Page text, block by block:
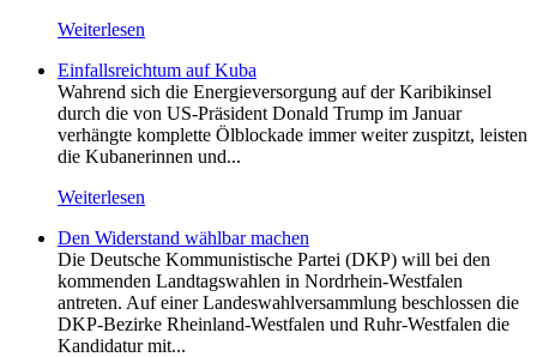
Weiterlesen
Einfallsreichtum auf Kuba
Wahrend sich die Energieversorgung auf der Karibikinsel
durch die von US-Präsident Donald Trump im Januar
verhängte komplette Ölblockade immer weiter zuspitzt, leisten
die Kubanerinnen und...
Weiterlesen
Den Widerstand wählbar machen
Die Deutsche Kommunistische Partei (DKP) will bei den
kommenden Landtagswahlen in Nordrhein-Westfalen
antreten. Auf einer Landeswahlversammlung beschlossen die
DKP-Bezirke Rheinland-Westfalen und Ruhr-Westfalen die
Kandidatur mit...